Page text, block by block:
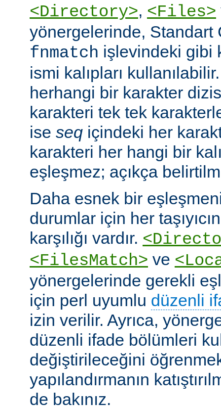
<Directory>, <Files>
yönergelerinde, Standart
fnmatch işlevindeki gibi
ismi kalıpları
herhangi bir karakter
karakteri tek tek
ise seq içindeki her
karakteri her hangi bir
eşleşmez; açıkça
Daha esnek bir
durumlar için her
karşılığı vardır.
<FilesMatch> ve
yönergelerinde gerekli
için perl uyumlu düzenli
izin verilir. Ayrıca,
düzenli ifade bölümleri
değiştirileceğini
yapılandırmanın
de bakınız.